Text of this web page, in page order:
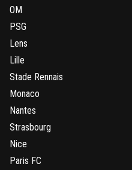
OM
PSG
Lens
Lille
Stade Rennais
Monaco
Nantes
Strasbourg
Nice
Paris FC